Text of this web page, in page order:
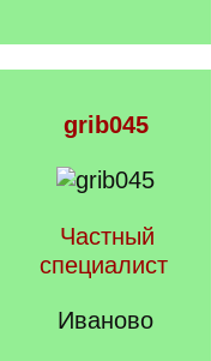
grib045
Частный
специалист
Иваново